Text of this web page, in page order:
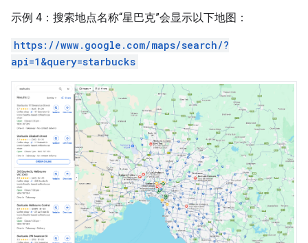
示例 4：搜索地点名称“星巴克”会显示以下地图：
https://www.google.com/maps/search/?
api=1&query=starbucks